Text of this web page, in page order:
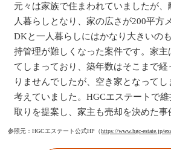
元々は家族で住まわれていましたが
人暮らしとなり、家の広さが200平方
DKと一人暮らしにはかなり大きいの
持管理が難しくなった案件です。家
てしまっており、築年数はそこまで
りませんでしたが、空き家となって
考えていました。HGCエステートで
取りを提案し、家主も売却を決めた事
参照元：HGCエステート公式HP（https://www.hgc-estate.jp/